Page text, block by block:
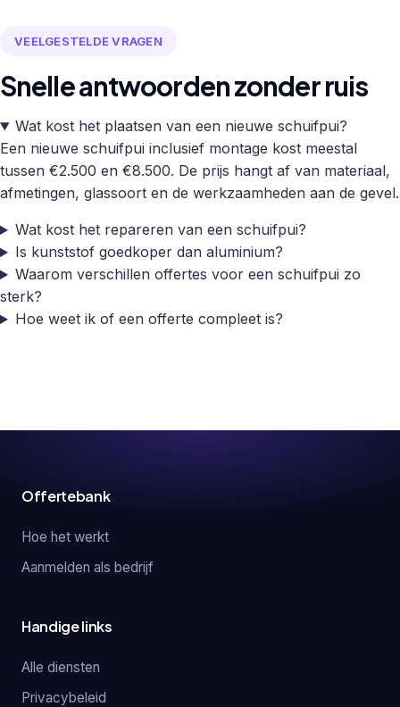
VEELGESTELDE VRAGEN
Snelle antwoorden zonder ruis
Wat kost het plaatsen van een nieuwe schuifpui?
Een nieuwe schuifpui inclusief montage kost meestal
tussen €2.500 en €8.500. De prijs hangt af van materiaal,
afmetingen, glassoort en de werkzaamheden aan de gevel.
Wat kost het repareren van een schuifpui?
Is kunststof goedkoper dan aluminium?
Waarom verschillen offertes voor een schuifpui zo
sterk?
Hoe weet ik of een offerte compleet is?
Offertebank
Hoe het werkt
Aanmelden als bedrijf
Handige links
Alle diensten
Privacybeleid